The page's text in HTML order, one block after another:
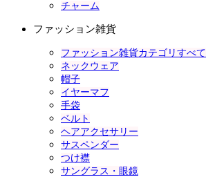
チャーム
ファッション雑貨
ファッション雑貨カテゴリすべて
ネックウェア
帽子
イヤーマフ
手袋
ベルト
ヘアアクセサリー
サスペンダー
つけ襟
サングラス・眼鏡